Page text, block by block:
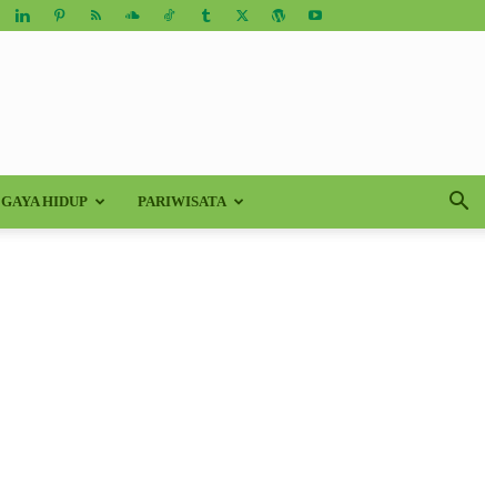
GAYA HIDUP PARIWISATA